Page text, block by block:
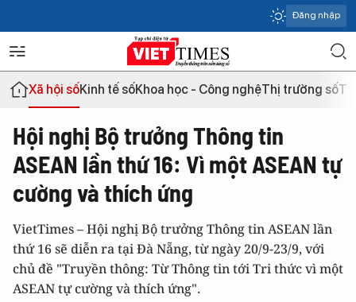
Đăng nhập
Xã hội sốKinh tế sốKhoa học - Công nghệThị trường số
Hội nghị Bộ trưởng Thông tin
ASEAN lần thứ 16: Vì một ASEAN tự
cường và thích ứng
VietTimes – Hội nghị Bộ trưởng Thông tin ASEAN lần
thứ 16 sẽ diễn ra tại Đà Nẵng, từ ngày 20/9-23/9, với
chủ đề "Truyền thông: Từ Thông tin tới Tri thức vì một
ASEAN tự cường và thích ứng".